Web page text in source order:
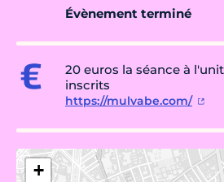
Évènement terminé
20 euros la séance à
inscrits
https://mulvabe.com/
+